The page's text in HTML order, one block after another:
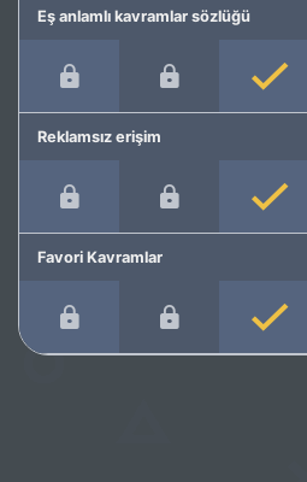
Eş anlamlı kavramlar sözlüğü
Reklamsız erişim
Favori Kavramlar